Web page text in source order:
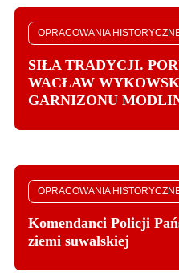
OPRACOWANIA
SIŁA TRADYCJI.
WACŁAW
GARNIZONU
OPRACOWANIA
Komendanci Policji
ziemi suwalskiej